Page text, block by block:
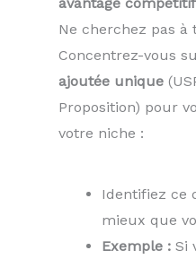
Ne cherchez pas à
Concentrez-vous
ajoutée unique
Proposition) pour
votre niche :
Identifiez ce
mieux que
Exemple : Si